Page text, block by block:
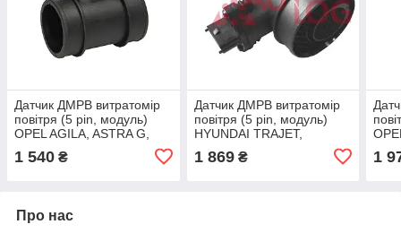
Датчик ДМРВ витратомір
повітря (5 pin, модуль)
OPEL AGILA, ASTRA G,
CORSA C 1.0 / 1.2 09.00-
12.09 AGILA, ASTRA G
1 540 ₴
Датчик ДМРВ витратомір
повітря (5 pin, модуль)
HYUNDAI TRAJET,
TUCSON KIA SPORTAGE II
2.0 / 2.0D 04.01- TUCSON,
1 869₴ 1
Про нас